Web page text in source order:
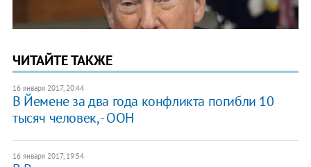
ЧИТАЙТЕ ТАКЖЕ
16 января 2017, 20:44
В Йемене за два года конфликта погибли 10
тысяч человек, - ООН
16 января 2017, 19:54